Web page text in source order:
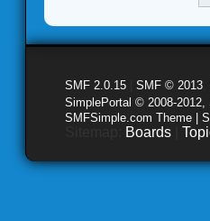
SMF 2.0.15 SMF © 2013
SimplePortal © 2008-2012,
SMFSimple.com Theme |
Boards